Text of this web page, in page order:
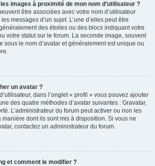
images à proximité de mon nom d’utilisateur ?
être associées avec votre nom d’utilisateur
messages d’un sujet. L’une d’elles peut être
des étoiles ou des blocs indiquant votre
votre statut sur le forum. La seconde image, souvent
sous le nom d’avatar et généralement est unique ou
un avatar ?
dans l’onglet « profil » vous pouvez ajouter
des quatre méthodes d’avatar suivantes : Gravatar,
L’administrateur du forum peut activer ou non les
dont ils sont mis à disposition. Si vous ne
contactez un administrateur du forum.
et comment le modifier ?